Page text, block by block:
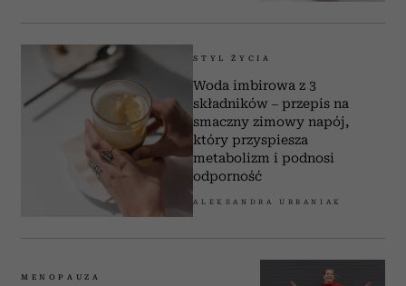
STYL ŻYCIA
Woda imbirowa z 3
składników – przepis na
smaczny zimowy napój,
który przyspiesza
metabolizm i podnosi
odporność
ALEKSANDRA URBANIAK
MENOPAUZA